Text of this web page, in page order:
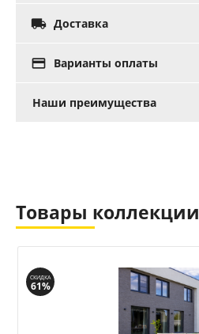
 Доставка
 Варианты оплаты
Наши преимущества
Товары коллекции
СКИДКА
61%